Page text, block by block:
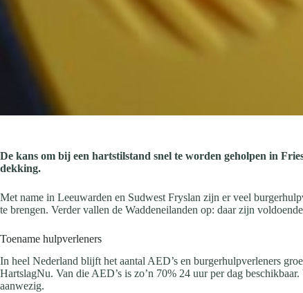
De kans om bij een hartstilstand snel te worden geholpen in
dekking.
Met name in Leeuwarden en Sudwest Fryslan zijn er veel
te brengen. Verder vallen de Waddeneilanden op: daar zijn
Toename hulpverleners
In heel Nederland blijft het aantal AED’s en burgerhulpverleners
HartslagNu. Van die AED’s is zo’n 70% 24 uur per dag
aanwezig.